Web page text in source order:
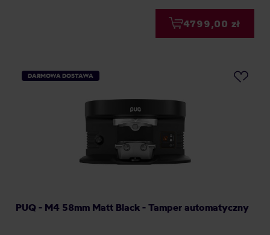
4799,00 zł
DARMOWA DOSTAWA
PUQ - M4 58mm Matt Black - Tamper automatyczny